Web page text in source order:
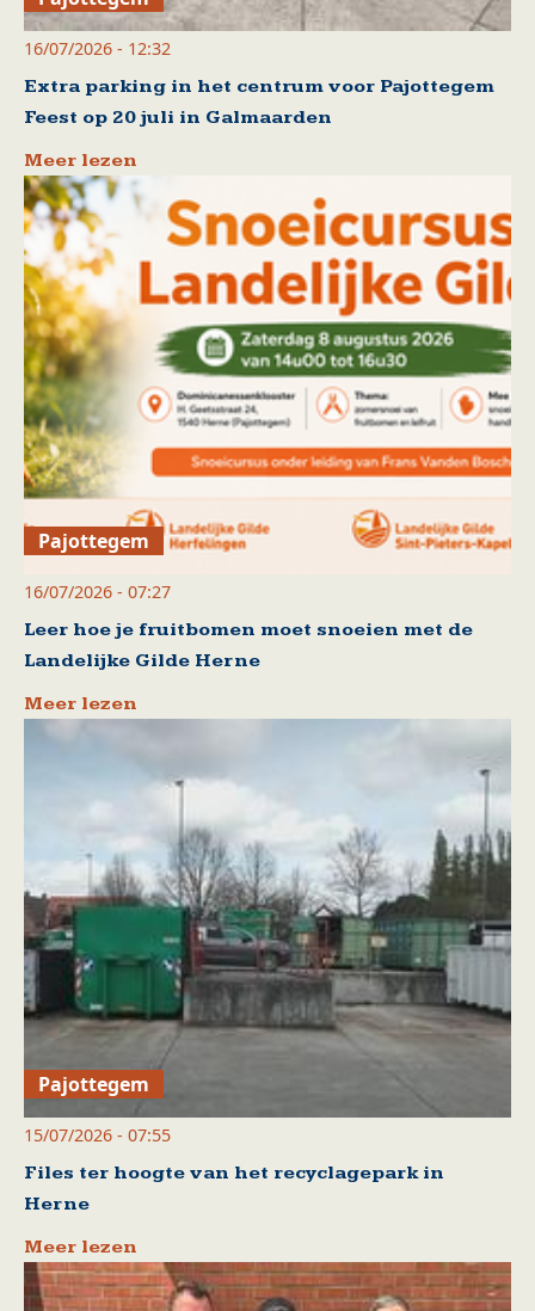
16/07/2026 - 12:32
Extra parking in het centrum voor Pajottegem
Feest op 20 juli in Galmaarden
Meer lezen
Pajottegem
16/07/2026 - 07:27
Leer hoe je fruitbomen moet snoeien met de
Landelijke Gilde Herne
Meer lezen
Pajottegem
15/07/2026 - 07:55
Files ter hoogte van het recyclagepark in
Herne
Meer lezen